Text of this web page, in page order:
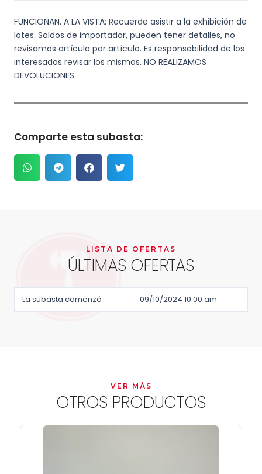
FUNCIONAN. A LA VISTA: Recuerde asistir a la exhibición de
lotes. Saldos de importador, pueden tener detalles, no
revisamos artículo por artículo. Es responsabilidad de los
interesados revisar los mismos. NO REALIZAMOS
DEVOLUCIONES.
Comparte esta subasta:
LISTA DE OFERTAS
ÚLTIMAS OFERTAS
La subasta comenzó 09/10/2024 10:00 am
VER MÁS
OTROS PRODUCTOS